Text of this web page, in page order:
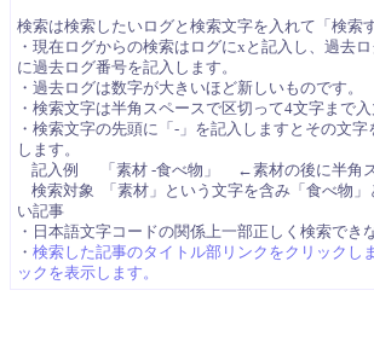
検索は検索したいログと検索文字を入れて「検索
・現在ログからの検索はログにxと記入し、過去
に過去ログ番号を記入します。
・過去ログは数字が大きいほど新しいものです。
・検索文字は半角スペースで区切って4文字まで入
・検索文字の先頭に「-」を記入しますとその文
します。
記入例 「素材 -食べ物」 ←素材の後に半角ス
検索対象 「素材」という文字を含み「食べ物」
い記事
・日本語文字コードの関係上一部正しく検索でき
・ 検索した記事のタイトル部リンクをクリックし
ックを表示します。